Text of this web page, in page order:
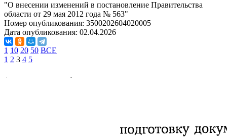
"О внесении изменений в постановление Правительства
области от 29 мая 2012 года № 563"
Номер опубликования: 3500202604020005
Дата опубликования: 02.04.2026
1 10 20 50 ВСЕ
1 2 3 4 5